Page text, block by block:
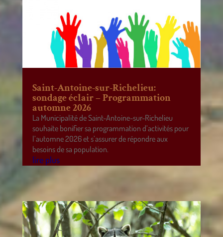
Saint-Antoine-sur-Richelieu:
sondage éclair – Programmation
automne 2026
La Municipalité de Saint-Antoine-sur-Richelieu
souhaite bonifier sa programmation d’activités pour
l’automne 2026 et s’assurer de répondre aux
besoins de sa population.
lire plus